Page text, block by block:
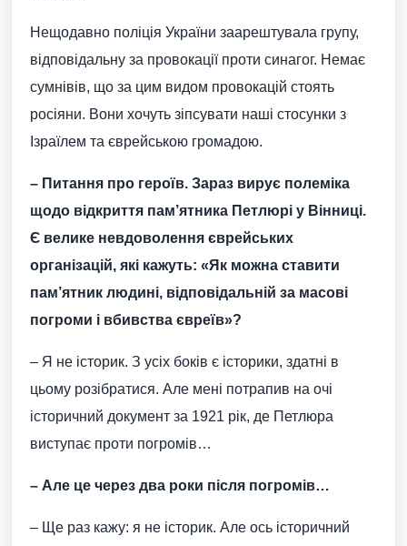
Нещодавно поліція України заарештувала групу,
відповідальну за провокації проти синагог. Немає
сумнівів, що за цим видом провокацій стоять
росіяни. Вони хочуть зіпсувати наші стосунки з
Ізраїлем та єврейською громадою.
– Питання про героїв. Зараз вирує полеміка
щодо відкриття пам’ятника Петлюрі у Вінниці.
Є велике невдоволення єврейських
організацій, які кажуть: «Як можна ставити
пам’ятник людині, відповідальній за масові
погроми і вбивства євреїв»?
– Я не історик. З усіх боків є історики, здатні в
цьому розібратися. Але мені потрапив на очі
історичний документ за 1921 рік, де Петлюра
виступає проти погромів…
– Але це через два роки після погромів…
– Ще раз кажу: я не історик. Але ось історичний